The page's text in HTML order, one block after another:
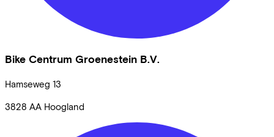
Bike Centrum Groenestein B.V.
Hamseweg 13
3828 AA Hoogland